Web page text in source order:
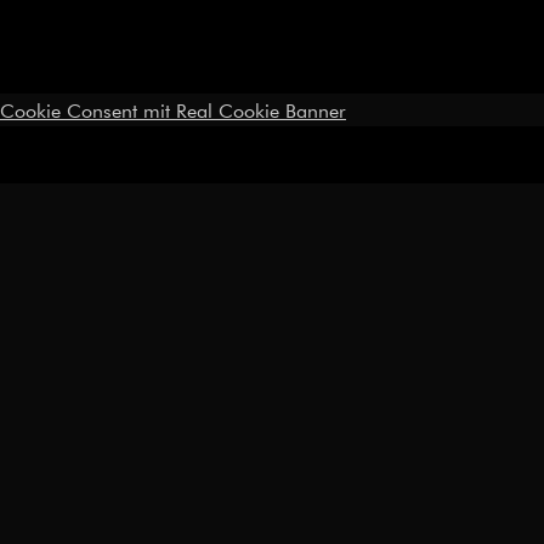
Cookie Consent mit Real Cookie Banner